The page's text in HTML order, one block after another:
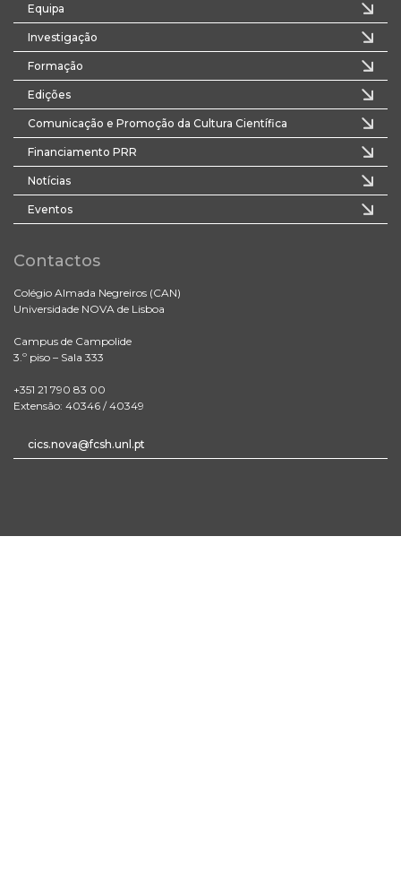
Equipa
Investigação
Formação
Edições
Comunicação e Promoção da Cultura Científica
Financiamento PRR
Notícias
Eventos
Contactos
Colégio Almada Negreiros (CAN)
Universidade NOVA de Lisboa
Campus de Campolide
3.º piso – Sala 333
+351 21 790 83 00
Extensão: 40346 / 40349
cics.nova@fcsh.unl.pt